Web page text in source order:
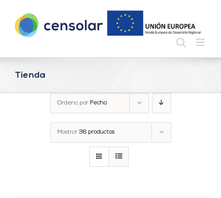
contenido
Tienda
Ordena por Fecha
Mostrar 36 productos